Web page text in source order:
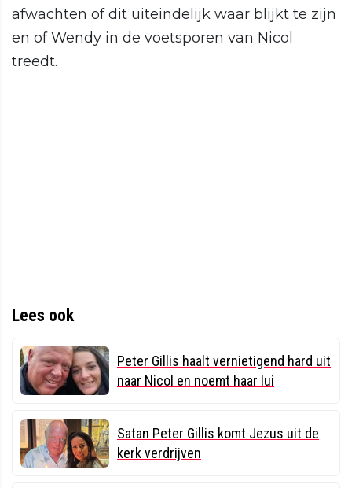
afwachten of dit uiteindelijk waar blijkt te zijn
en of Wendy in de voetsporen van Nicol
treedt.
Lees ook
Peter Gillis haalt vernietigend hard uit
naar Nicol en noemt haar lui
Satan Peter Gillis komt Jezus uit de
kerk verdrijven